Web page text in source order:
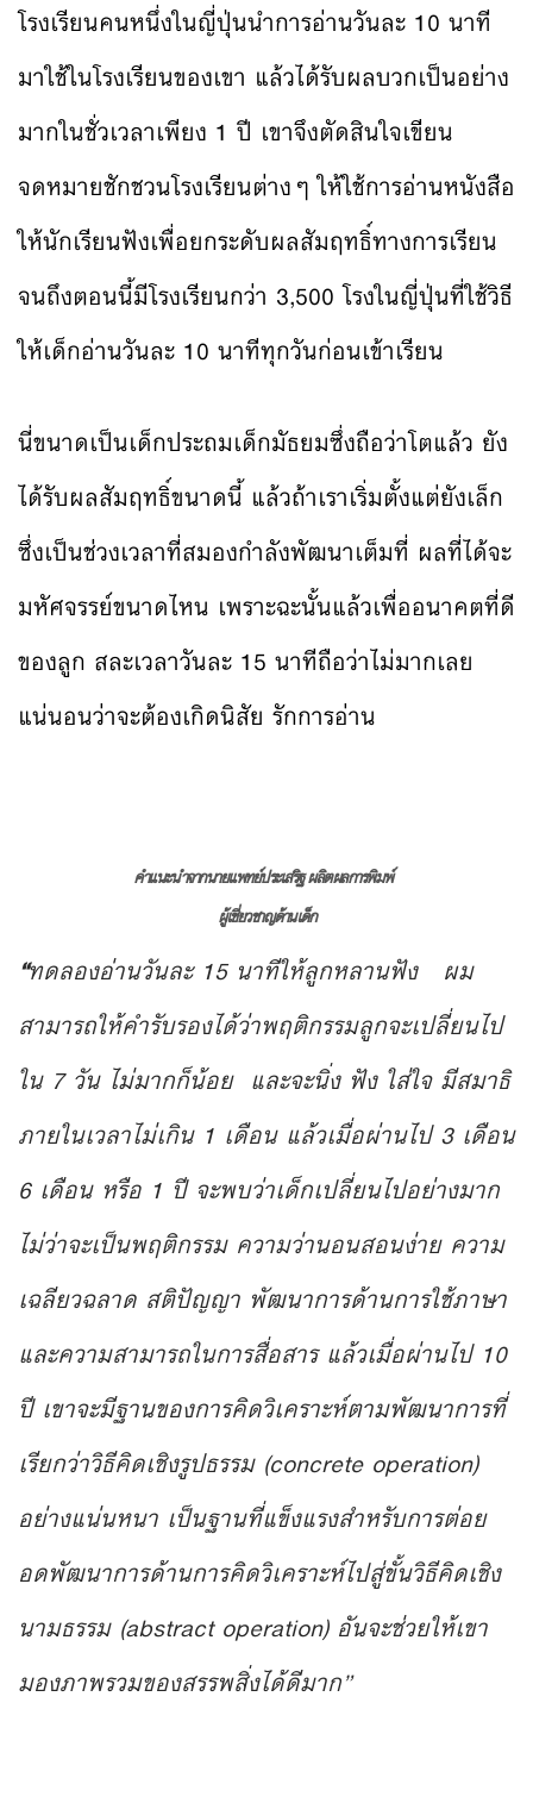
โรงเรียนคนหนึ่งในญี่ปุ่นนำการอ่านวันละ 10 นาที
มาใช้ในโรงเรียนของเขา แล้วได้รับผลบวกเป็นอย่าง
มากในชั่วเวลาเพียง 1 ปี เขาจึงตัดสินใจเขียน
จดหมายชักชวนโรงเรียนต่างๆ ให้ใช้การอ่านหนังสือ
ให้นักเรียนฟังเพื่อยกระดับผลสัมฤทธิ์ทางการเรียน
จนถึงตอนนี้มีโรงเรียนกว่า 3,500 โรงในญี่ปุ่นที่ใช้วิธี
ให้เด็กอ่านวันละ 10 นาทีทุกวันก่อนเข้าเรียน
นี่ขนาดเป็นเด็กประถมเด็กมัธยมซึ่งถือว่าโตแล้ว ยัง
ได้รับผลสัมฤทธิ์ขนาดนี้ แล้วถ้าเราเริ่มตั้งแต่ยังเล็ก
ซึ่งเป็นช่วงเวลาที่สมองกำลังพัฒนาเต็มที่ ผลที่ได้จะ
มหัศจรรย์ขนาดไหน เพราะฉะนั้นแล้วเพื่ออนาคตที่ดี
ของลูก สละเวลาวันละ 15 นาทีถือว่าไม่มากเลย
แน่นอนว่าจะต้องเกิดนิสัย รักการอ่าน
คำแนะนำจากนายแพทย์ประเสริฐ ผลิตผลการพิมพ์
ผู้เชี่ยวชาญด้านเด็ก
“ทดลองอ่านวันละ 15 นาทีให้ลูกหลานฟัง ผม
สามารถให้คำรับรองได้ว่าพฤติกรรมลูกจะเปลี่ยนไป
ใน 7 วัน ไม่มากก็น้อย และจะนิ่ง ฟัง ใส่ใจ มีสมาธิ
ภายในเวลาไม่เกิน 1 เดือน แล้วเมื่อผ่านไป 3 เดือน
6 เดือน หรือ 1 ปี จะพบว่าเด็กเปลี่ยนไปอย่างมาก
ไม่ว่าจะเป็นพฤติกรรม ความว่านอนสอนง่าย ความ
เฉลียวฉลาด สติปัญญา พัฒนาการด้านการใช้ภาษา
และความสามารถในการสื่อสาร แล้วเมื่อผ่านไป 10
ปี เขาจะมีฐานของการคิดวิเคราะห์ตามพัฒนาการที่
เรียกว่าวิธีคิดเชิงรูปธรรม (concrete operation)
อย่างแน่นหนา เป็นฐานที่แข็งแรงสำหรับการต่อย
อดพัฒนาการด้านการคิดวิเคราะห์ไปสู่ขั้นวิธีคิดเชิง
นามธรรม (abstract operation) อันจะช่วยให้เขา
มองภาพรวมของสรรพสิ่งได้ดีมาก”